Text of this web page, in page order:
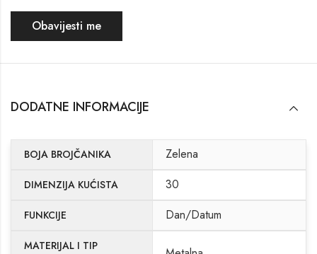
Obavijesti me
DODATNE INFORMACIJE
BOJA BROJČANIKA Zelena
DIMENZIJA KUĆISTA 30
FUNKCIJE Dan/Datum
MATERIJAL I TIP